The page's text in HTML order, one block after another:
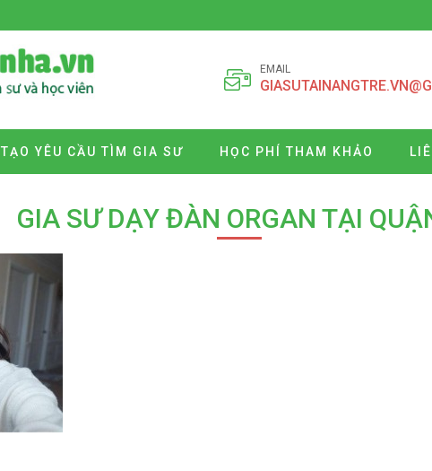
EMAIL
TẠO YÊU CẦU TÌM GIA SƯ HỌC PHÍ THAM KHẢO
GIA SƯ DẠY ĐÀN ORGAN TẠI